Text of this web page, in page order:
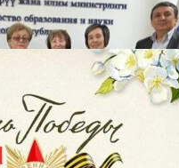
Медиа
СУЗАКТА 750
ПАЙДАЛАНУУГА
07.08.2025
Улуу Жеңиштин
29.04.2025
Награды в